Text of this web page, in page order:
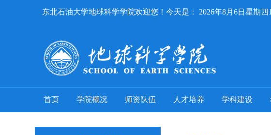
东北石油大学地球科学学院欢迎您！今天是： 2026年8月6日星期四
首页 学院概况 师资队伍 人才培养 学科建设